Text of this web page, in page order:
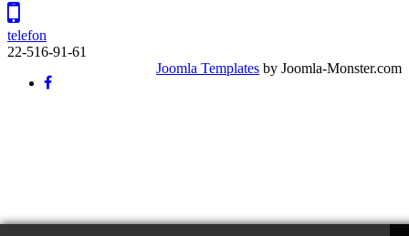
telefon
22-516-91-61
Joomla Templates by Joomla-Monster.com
Back